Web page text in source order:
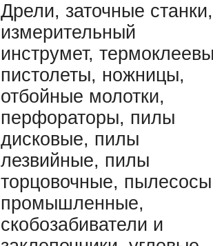
Дрели, заточные станки,
измерительный
инструмет,
пистолеты, ножницы,
отбойные молотки,
перфораторы, пилы
дисковые, пилы
лезвийные, пилы
торцовочные, пылесосы
промышленные,
скобозабиватели и